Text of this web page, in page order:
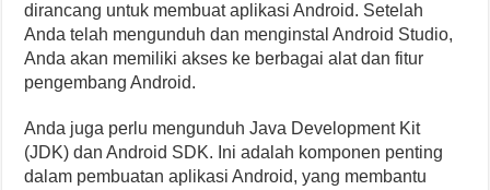
dirancang untuk membuat aplikasi Android. Setelah
Anda telah mengunduh dan menginstal Android Studio,
Anda akan memiliki akses ke berbagai alat dan fitur
pengembang Android.
Anda juga perlu mengunduh Java Development Kit
(JDK) dan Android SDK. Ini adalah komponen penting
dalam pembuatan aplikasi Android, yang membantu